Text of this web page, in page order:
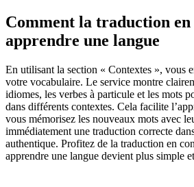
Comment la traduction en
apprendre une langue
En utilisant la section « Contextes », vous
votre vocabulaire. Le service montre
idiomes, les verbes à particule et les mots
dans différents contextes. Cela facilite
vous mémorisez les nouveaux mots avec
immédiatement une traduction correcte
authentique. Profitez de la traduction en
apprendre une langue devient plus simple